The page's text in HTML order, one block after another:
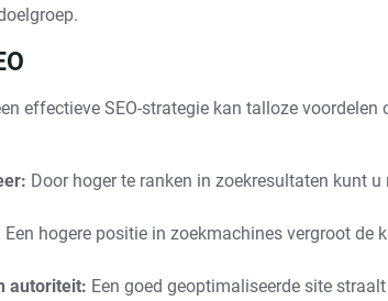
effectieve SEO-strategie kan talloze voordelen
Door hoger te ranken in zoekresultaten kunt
Een hogere positie in zoekmachines vergroot de
autoriteit: Een goed geoptimaliseerde site